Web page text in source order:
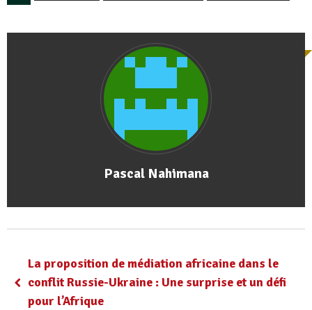
Pascal Nahimana
La proposition de médiation africaine dans le
conflit Russie-Ukraine : Une surprise et un défi
pour l’Afrique